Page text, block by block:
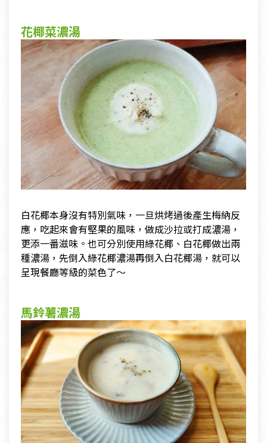
花椰菜濃湯
白花椰本身沒有特別氣味，一旦烘烤過後產生梅納反
應，吃起來會有堅果的風味，做成沙拉或打成濃湯，
更添一番滋味。也可分別使用綠花椰、白花椰做出兩
種濃湯，先倒入綠花椰濃湯再倒入白花椰湯，就可以
呈現餐廳等級的菜色了～
馬鈴薯濃湯